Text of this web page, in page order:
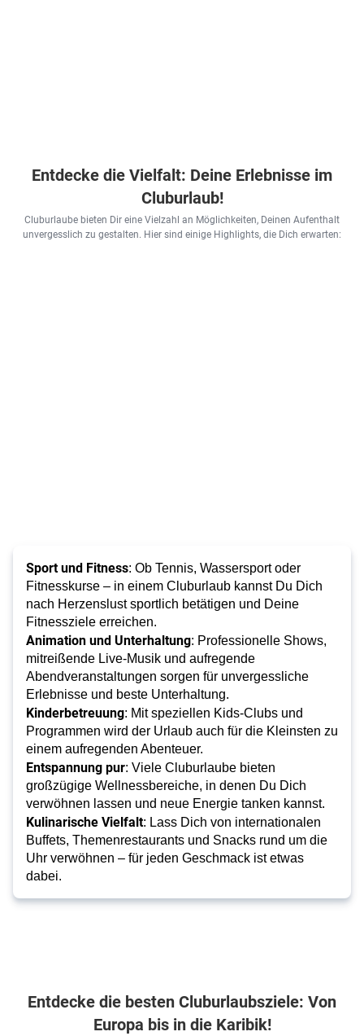
Entdecke die Vielfalt: Deine Erlebnisse im
Cluburlaub!
Cluburlaube bieten Dir eine Vielzahl an Möglichkeiten, Deinen Aufenthalt
unvergesslich zu gestalten. Hier sind einige Highlights, die Dich erwarten:
Sport und Fitness: Ob Tennis, Wassersport oder
Fitnesskurse – in einem Cluburlaub kannst Du Dich
nach Herzenslust sportlich betätigen und Deine
Fitnessziele erreichen.
Animation und Unterhaltung: Professionelle Shows,
mitreißende Live-Musik und aufregende
Abendveranstaltungen sorgen für unvergessliche
Erlebnisse und beste Unterhaltung.
Kinderbetreuung: Mit speziellen Kids-Clubs und
Programmen wird der Urlaub auch für die Kleinsten zu
einem aufregenden Abenteuer.
Entspannung pur: Viele Cluburlaube bieten
großzügige Wellnessbereiche, in denen Du Dich
verwöhnen lassen und neue Energie tanken kannst.
Kulinarische Vielfalt: Lass Dich von internationalen
Buffets, Themenrestaurants und Snacks rund um die
Uhr verwöhnen – für jeden Geschmack ist etwas
dabei.
Entdecke die besten Cluburlaubsziele: Von
Europa bis in die Karibik!